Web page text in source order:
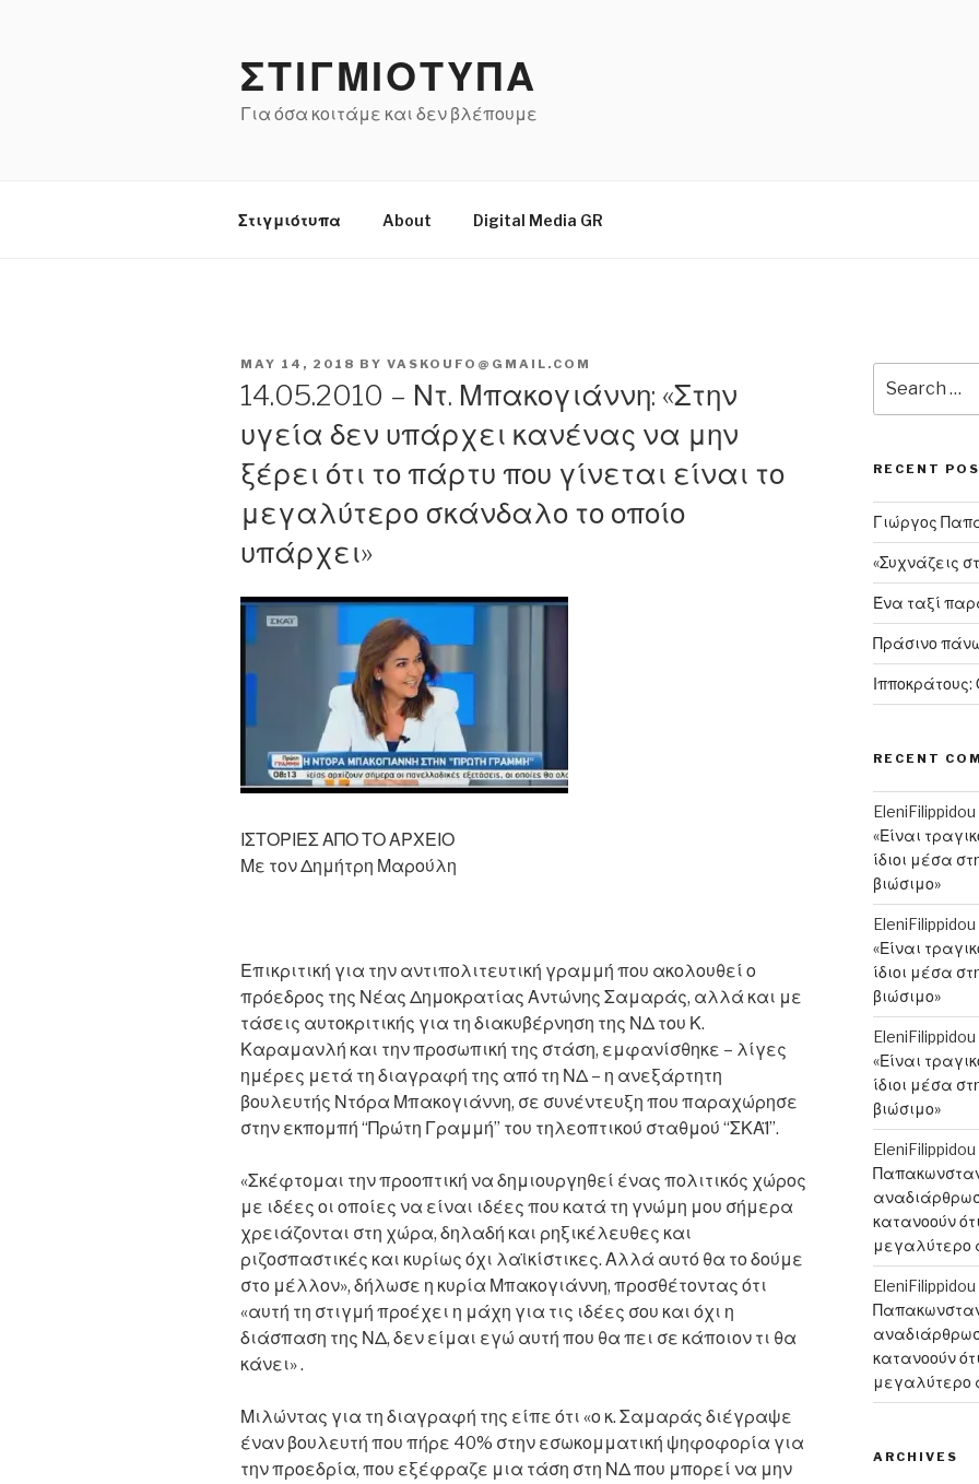
ΣΤΙΓΜΙΟΤΥΠΑ
Για όσα κοιτάμε και δεν βλέπουμε
Στιγμιότυπα About Digital Media GR
POSTED
MAY 14, 2018 BY VASKOUFO@GMAIL.COM
14.05.2010 – Ντ. Μπακογιάννη: «Στην
υγεία δεν υπάρχει κανένας να μην
ξέρει ότι το πάρτυ που γίνεται είναι το
μεγαλύτερο σκάνδαλο το οποίο
υπάρχει»
ΙΣΤΟΡΙΕΣ ΑΠΟ ΤΟ ΑΡΧΕΙΟ
Με τον Δημήτρη Μαρούλη
Επικριτική για την αντιπολιτευτική γραμμή που ακολουθεί ο
πρόεδρος της Νέας Δημοκρατίας Αντώνης Σαμαράς, αλλά και με
τάσεις αυτοκριτικής για τη διακυβέρνηση της ΝΔ του Κ.
Καραμανλή και την προσωπική της στάση, εμφανίσθηκε – λίγες
ημέρες μετά τη διαγραφή της από τη ΝΔ – η ανεξάρτητη
βουλευτής Ντόρα Μπακογιάννη, σε συνέντευξη που παραχώρησε
στην εκπομπή “Πρώτη Γραμμή” του τηλεοπτικού σταθμού “ΣΚΑΪ”.
«Σκέφτομαι την προοπτική να δημιουργηθεί ένας πολιτικός χώρος
με ιδέες οι οποίες να είναι ιδέες που κατά τη γνώμη μου σήμερα
χρειάζονται στη χώρα, δηλαδή και ρηξικέλευθες και
ριζοσπαστικές και κυρίως όχι λαϊκίστικες. Αλλά αυτό θα το δούμε
στο μέλλον», δήλωσε η κυρία Μπακογιάννη, προσθέτοντας ότι
«αυτή τη στιγμή προέχει η μάχη για τις ιδέες σου και όχι η
διάσπαση της ΝΔ, δεν είμαι εγώ αυτή που θα πει σε κάποιον τι θα
κάνει» .
Μιλώντας για τη διαγραφή της είπε ότι «ο κ. Σαμαράς διέγραψε
έναν βουλευτή που πήρε 40% στην εσωκομματική ψηφοφορία για
την προεδρία, που εξέφραζε μια τάση στη ΝΔ που μπορεί να μην
for:
RECENT
Γιώργος
«Συχνάζεις
Ένα ταξί
Πράσινο
Ιπποκράτους:
RECENT
EleniFilippidou
«Είναι
ίδιοι μέσα
βιώσιμο»
EleniFilippidou
«Είναι
ίδιοι μέσα
βιώσιμο»
EleniFilippidou
«Είναι
ίδιοι μέσα
βιώσιμο»
EleniFilippidou
κατανοούν
μεγαλύτερο
EleniFilippidou
κατανοούν
μεγαλύτερο
ARCHIVES